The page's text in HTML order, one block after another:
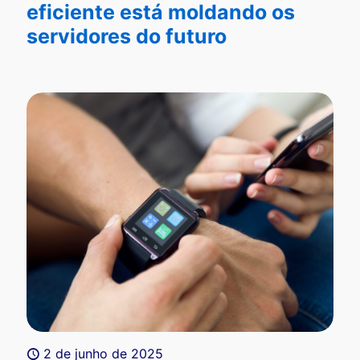
eficiente está moldando os
servidores do futuro
2 de junho de 2025